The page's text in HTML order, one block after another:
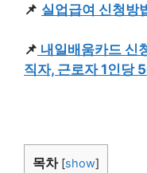
📌 실업급여 신청방
📌 내일배움카드 신
직자, 근로자 1인당
목차 [show]